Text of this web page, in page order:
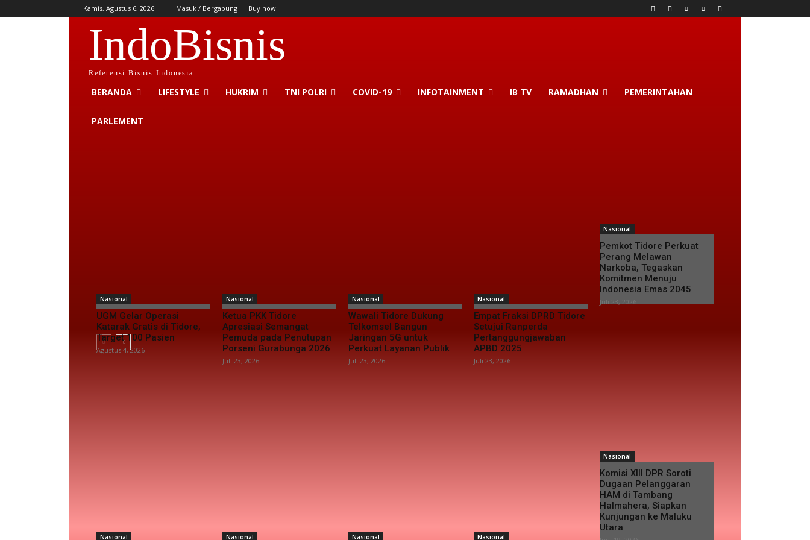
Kamis, Agustus 6, 2026 Masuk / Bergabung Buy now!
IndoBisnis
Referensi Bisnis Indonesia
BERANDA LIFESTYLE HUKRIM TNI POLRI COVID-19 INFOTAINMENT IB TV RAMADHAN PEMERINTAHAN
PARLEMENT
Nasional
UGM Gelar Operasi
Katarak Gratis di Tidore,
Target 100 Pasien
Agustus 4, 2026
Nasional
Ketua PKK Tidore
Apresiasi Semangat
Pemuda pada Penutupan
Porseni Gurabunga 2026
Juli 23, 2026
Nasional
Wawali Tidore Dukung
Telkomsel Bangun
Jaringan 5G untuk
Perkuat Layanan Publik
Juli 23, 2026
Nasional
Empat Fraksi DPRD Tidore
Setujui Ranperda
Pertanggungjawaban
APBD 2025
Juli 23, 2026
Nasional
Pemkot Tidore Perkuat
Perang Melawan
Narkoba, Tegaskan
Komitmen Menuju
Indonesia Emas 2045
Nasional Nasional Nasional Nasional
Nasional
Komisi XIII DPR Soroti
Dugaan Pelanggaran
HAM di Tambang
Halmahera, Siapkan
Kunjungan ke Maluku
Utara